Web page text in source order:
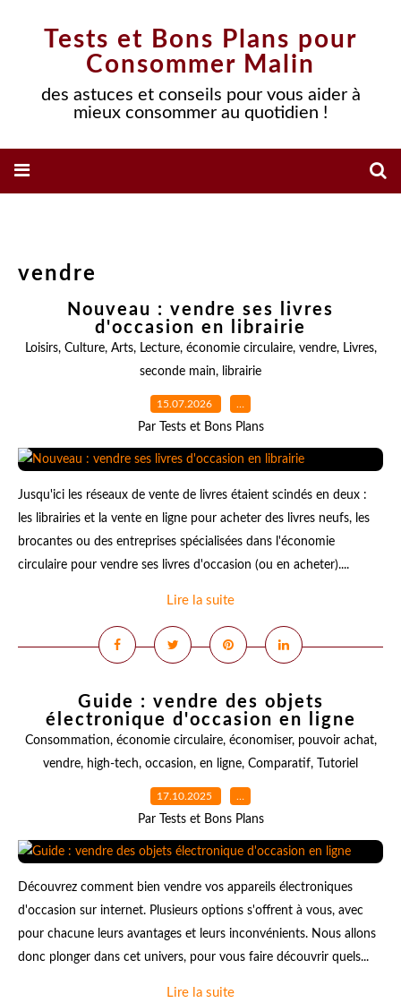
Tests et Bons Plans pour
Consommer Malin
des astuces et conseils pour vous aider à
mieux consommer au quotidien !
vendre
Nouveau : vendre ses livres
d'occasion en librairie
Loisirs, Culture, Arts, Lecture, économie circulaire, vendre, Livres,
seconde main, librairie
15.07.2026 …
Par Tests et Bons Plans
Jusqu'ici les réseaux de vente de livres étaient scindés en deux :
les librairies et la vente en ligne pour acheter des livres neufs, les
brocantes ou des entreprises spécialisées dans l'économie
circulaire pour vendre ses livres d'occasion (ou en acheter)....
Lire la suite
Guide : vendre des objets
électronique d'occasion en ligne
Consommation, économie circulaire, économiser, pouvoir achat,
vendre, high-tech, occasion, en ligne, Comparatif, Tutoriel
17.10.2025 …
Par Tests et Bons Plans
Découvrez comment bien vendre vos appareils électroniques
d'occasion sur internet. Plusieurs options s'offrent à vous, avec
pour chacune leurs avantages et leurs inconvénients. Nous allons
donc plonger dans cet univers, pour vous faire découvrir quels...
Lire la suite